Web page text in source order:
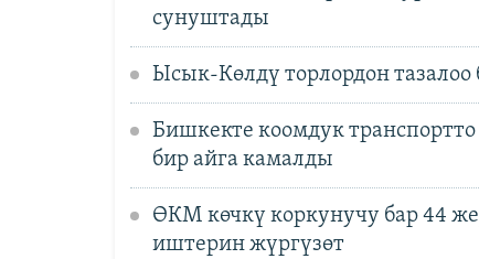
сунуштады
Ысык-Көлдү торлордон
Бишкекте коомдук
бир айга камалды
ӨКМ көчкү коркунучу бар 44
иштерин жүргүзөт